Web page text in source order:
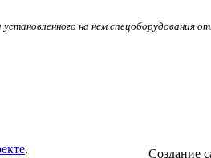
на нем спецоборудования
. Создание